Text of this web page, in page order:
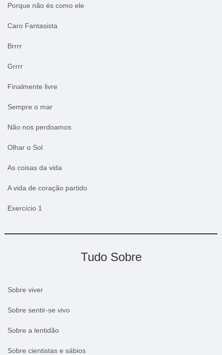
Porque não és como ele
Caro Fantasista
Brrrr
Grrrr
Finalmente livre
Sempre o mar
Não nos perdoamos
Olhar o Sol
As coisas da vida
A vida de coração partido
Exercício 1
Tudo Sobre
Sobre viver
Sobre sentir-se vivo
Sobre a lentidão
Sobre cientistas e sábios